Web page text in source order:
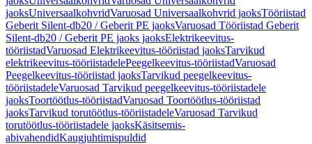
jaoksUniversaalkohvridVaruosad Universaalkohvrid jaoksTööriistad
Geberit Silent-db20 / Geberit PE jaoksVaruosad Tööriistad Geberit
Silent-db20 / Geberit PE jaoks jaoksElektrikeevitus-
tööriistadVaruosad Elektrikeevitus-tööriistad jaoksTarvikud
elektrikeevitus-tööriistadelePeegelkeevitus-tööriistadVaruosad
Peegelkeevitus-tööriistad jaoksTarvikud peegelkeevitus-
tööriistadeleVaruosad Tarvikud peegelkeevitus-tööriistadele
jaoksToortöötlus-tööriistadVaruosad Toortöötlus-tööriistad
jaoksTarvikud torutöötlus-tööriistadeleVaruosad Tarvikud
torutöötlus-tööriistadele jaoksKäsitsemis-
abivahendidKaugjuhtimispuldid